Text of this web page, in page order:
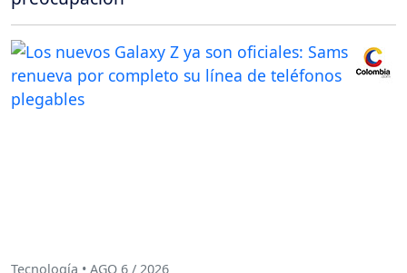
Tecnología • AGO 6 / 2026